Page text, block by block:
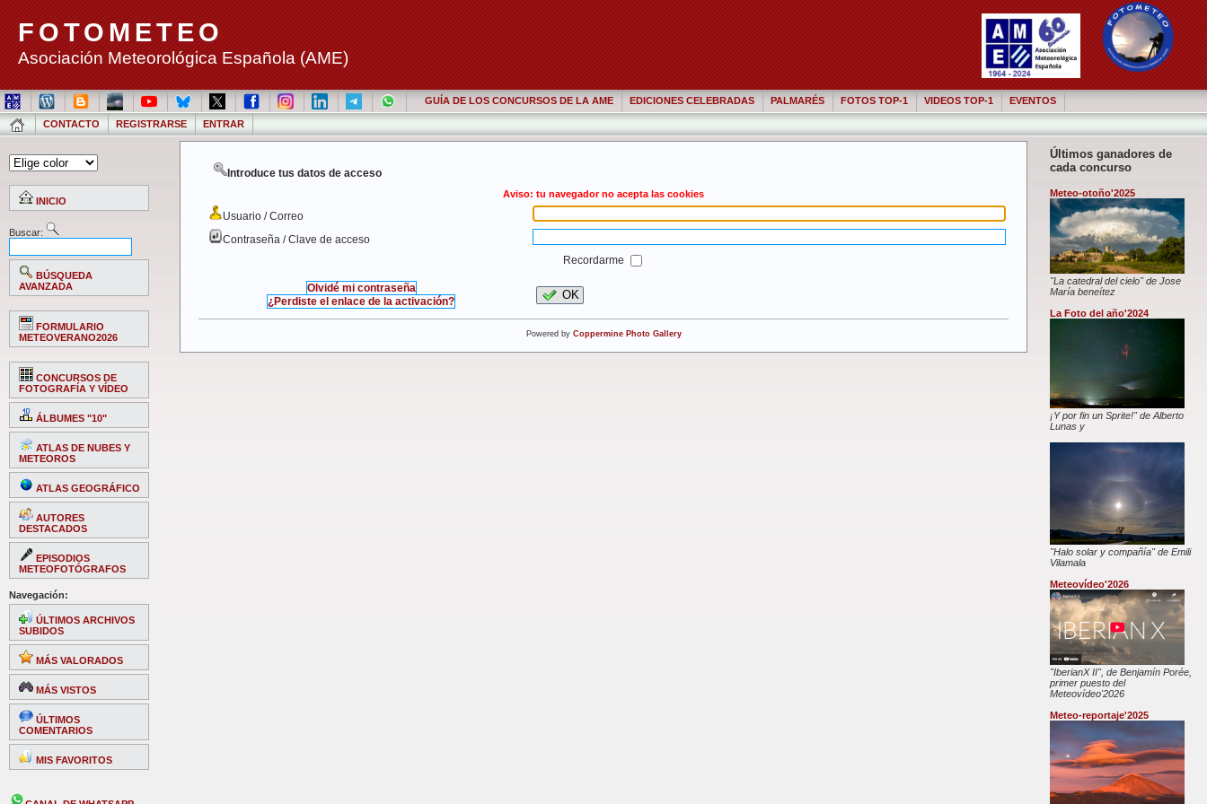
FOTOMETEO
Asociación Meteorológica Española (AME)
GUÍA DE LOS CONCURSOS DE LA AME EDICIONES CELEBRADAS PALMARÉS FOTOS TOP-1 VIDEOS TOP-1 EVENTOS
CONTACTO REGISTRARSE ENTRAR
INICIO
Buscar:
BÚSQUEDA
AVANZADA
FORMULARIO
METEOVERANO2026
CONCURSOS DE
FOTOGRAFÍA Y VÍDEO
ÁLBUMES "10"
ATLAS DE NUBES Y
METEOROS
ATLAS GEOGRÁFICO
AUTORES
DESTACADOS
EPISODIOS
METEOFOTÓGRAFOS
Navegación:
ÚLTIMOS ARCHIVOS
SUBIDOS
MÁS VALORADOS
MÁS VISTOS
ÚLTIMOS
COMENTARIOS
MIS FAVORITOS
Últimos ganadores de
cada concurso
Meteo-otoño'2025
"La catedral del cielo" de Jose
María beneítez
La Foto del año'2024
¡Y por fin un Sprite!" de Alberto
Lunas y
"Halo solar y compañía" de Emili
Vilamala
Meteovídeo'2026
"IberianX II", de Benjamín Porée,
primer puesto del
Meteovídeo'2026
Meteo-reportaje'2025
Introduce tus datos de acceso
Aviso: tu navegador no acepta las cookies
Usuario / Correo
Contraseña / Clave de acceso
Recordarme
Olvidé mi contraseña
¿Perdiste el enlace de la activación?
OK
Powered by Coppermine Photo Gallery